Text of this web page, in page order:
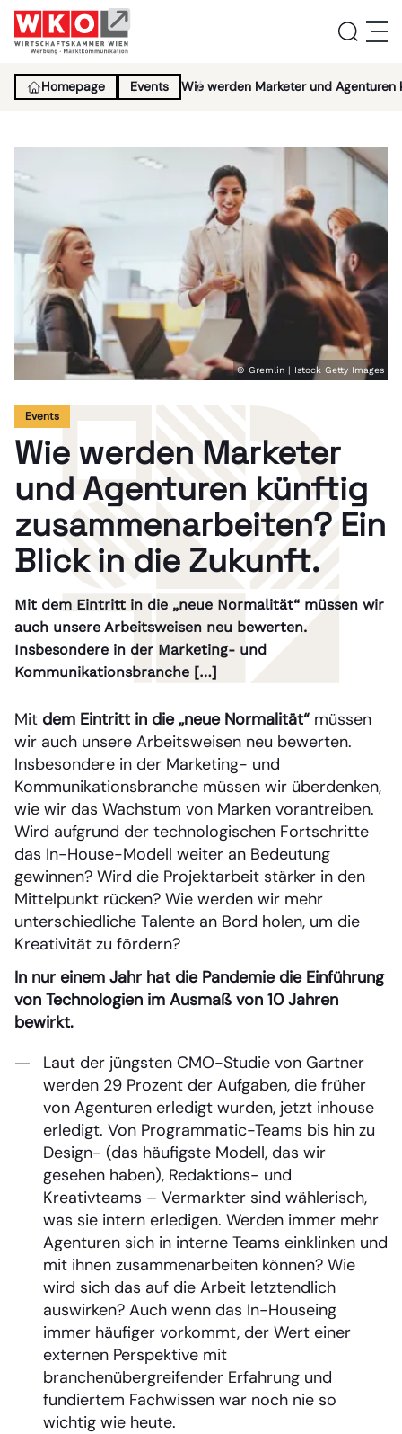
Aktivitäten
Über uns
Lehrlingsinitiative
News
Homepage Events Wie werden Marketer und Agenturen
© Gremlin | Istock Getty Images
Events
Wie werden Marketer
und Agenturen künftig
zusammenarbeiten? Ein
Blick in die Zukunft.
Mit dem Eintritt in die „neue Normalität“ müssen wir
auch unsere Arbeitsweisen neu bewerten.
Insbesondere in der Marketing- und
Kommunikationsbranche […]
Mit dem Eintritt in die „neue Normalität“ müssen
wir auch unsere Arbeitsweisen neu bewerten.
Insbesondere in der Marketing- und
Kommunikationsbranche müssen wir überdenken,
wie wir das Wachstum von Marken vorantreiben.
Wird aufgrund der technologischen Fortschritte
das In-House-Modell weiter an Bedeutung
gewinnen? Wird die Projektarbeit stärker in den
Mittelpunkt rücken? Wie werden wir mehr
unterschiedliche Talente an Bord holen, um die
Kreativität zu fördern?
In nur einem Jahr hat die Pandemie die Einführung
von Technologien im Ausmaß von 10 Jahren
bewirkt.
Laut der jüngsten CMO-Studie von Gartner
werden 29 Prozent der Aufgaben, die früher
von Agenturen erledigt wurden, jetzt inhouse
erledigt. Von Programmatic-Teams bis hin zu
Design- (das häufigste Modell, das wir
gesehen haben), Redaktions- und
Kreativteams – Vermarkter sind wählerisch,
was sie intern erledigen. Werden immer mehr
Agenturen sich in interne Teams einklinken und
mit ihnen zusammenarbeiten können? Wie
wird sich das auf die Arbeit letztendlich
auswirken? Auch wenn das In-Houseing
immer häufiger vorkommt, der Wert einer
externen Perspektive mit
branchenübergreifender Erfahrung und
fundiertem Fachwissen war noch nie so
wichtig wie heute.